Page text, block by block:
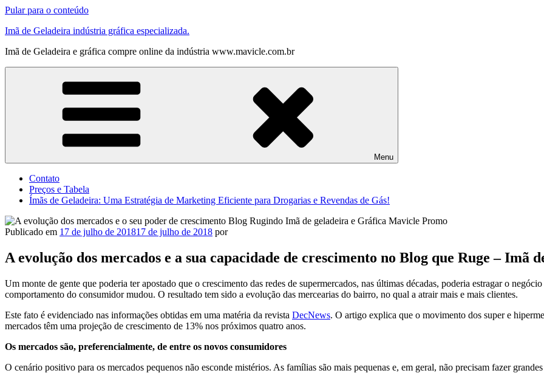
Pular para o conteúdo
Imã de Geladeira indústria gráfica especializada.
Imã de Geladeira e gráfica compre online da indústria www.mavicle.com.br
Menu
Contato
Preços e Tabela
Ímãs de Geladeira: Uma Estratégia de Marketing Eficiente para Drogarias e Revendas de Gás!
Publicado em 17 de julho de 201817 de julho de 2018 por
A evolução dos mercados e a sua capacidade de crescimento no Blog que Ruge –
Um monte de gente que poderia ter apostado que o crescimento das redes de supermercados, nas últimas décadas, poderia estragar o
comportamento do consumidor mudou. O resultado tem sido a evolução das mercearias do bairro, no qual a atrair mais e mais clientes.
Este fato é evidenciado nas informações obtidas em uma matéria da revista DecNews. O artigo explica que o movimento dos super e
mercados têm uma projeção de crescimento de 13% nos próximos quatro anos.
Os mercados são, preferencialmente, de entre os novos consumidores
O cenário positivo para os mercados pequenos não esconde mistérios. As famílias são mais pequenas e, em geral, não precisam fazer